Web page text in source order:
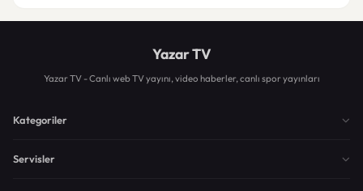
Yazar TV
Yazar TV - Canlı web TV yayını, video haberler, canlı spor yayınları
Kategoriler
Servisler